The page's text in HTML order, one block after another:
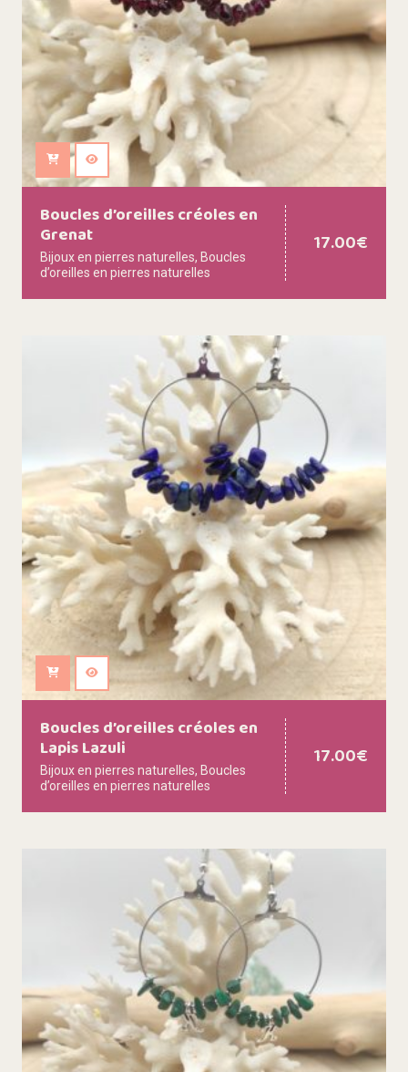
Ajouter au panier
Boucles d’oreilles créoles en
Grenat
Bijoux en pierres naturelles, Boucles
d’oreilles en pierres naturelles
17.00€
Ajouter au panier
Boucles d’oreilles créoles en
Lapis Lazuli
Bijoux en pierres naturelles, Boucles
d’oreilles en pierres naturelles
17.00€